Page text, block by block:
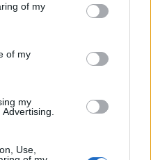
You may click to
and its third-party tags to
purposes in below Google
of my
of my
my
Use,
meg a
a 39
Tamás és Nagy